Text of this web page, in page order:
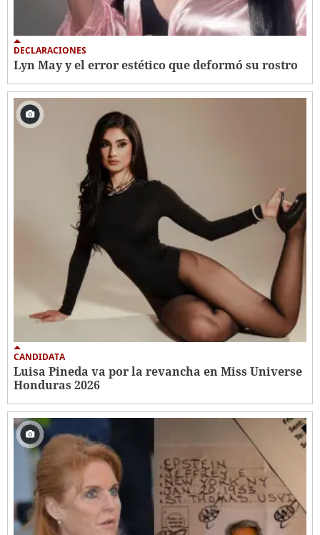
DECLARACIONES
Lyn May y el error estético que deformó su rostro
CANDIDATA
Luisa Pineda va por la revancha en Miss Universe
Honduras 2026